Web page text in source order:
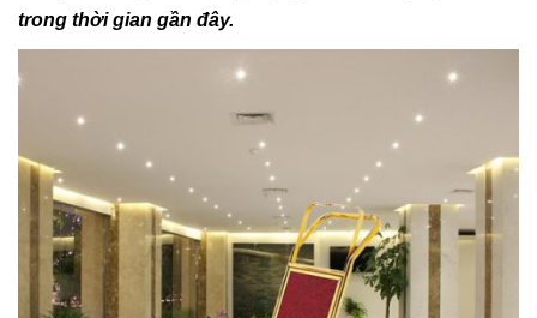
trong thời gian gần đây.